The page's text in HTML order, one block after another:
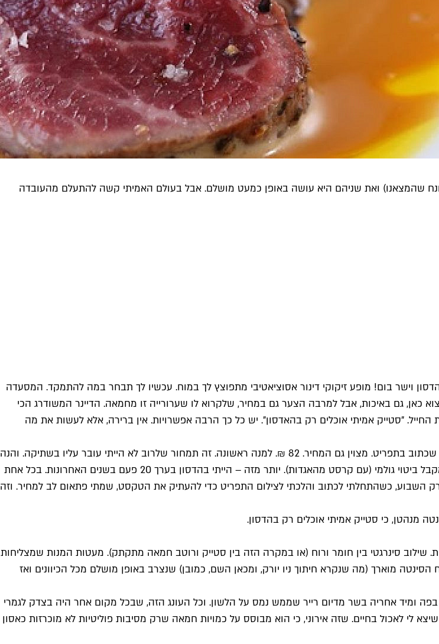
מונח שהמצאנו) ואת שניהם היא עושה באופן כמעט מושלם. אבל בעולם האמיתי קשה להתעלם מהעובדה
וישר בום! מופע זיקוקי דינור אסוציאטיבי מתפוצץ לך במוח. עכשיו לך תבחר במה להתמקד. המסעדה
כאן, גם באיכות, אבל למרבה הצער גם במחיר, שלקרוא לו שערורייה זו מחמאה. הדיינר המשודרג הכי
"סטייק אמיתי אוכלים רק בהאדסון". יש כל כך הרבה אפשרויות. אין ברירה, אלא לעשות את מה
"חלונות ניו יורק – סינטה רוטב טופי יפני". זה מה שכתוב בתפריט. למעשה, זה לא כל מה שכתוב בתפריט. מצוין גם המחיר. 82 ₪. למנה ראשונה. זה תמחור שלרוב לא הייתי עובר עליו בשתיקה. והנה
נמצא המקום שבו הנתון הזה לא רלוונטי. נקודה סינגולרית שבה המושג "וליו פור מאני" מקבל ביטוי גולמי (עם קרסט מהאגדות). יותר מזה – הייתי בהדסון בערך 20 פעם בשנים האחרונות. בכל אחת
השבוע, כשהתחלתי לכתוב והלכתי לצילום התפריט כדי להעתיק את הטקסט, שמתי פתאום לב למחיר. וזה
מנהטן, כי סטייק אמיתי אוכלים רק בהדסון.
שמחביאות יצירת אומנות קולינרית. שילוב סינרגטי בין חומר ורוח (או במקרה הזה בין סטייק ורוטב חמאה מתקתק). מעטות המנות שמצליחות
מוארך (מה שנקרא חיתוך ניו יורק, ומכאן השם, כמובן) שנצרב באופן מושלם מכל הכיוונים ואז
ומיד אחריה בשר מדיום רייר שממש נמס על הלשון. וכל העונג הזה, שבכל מקום אחר היה בצדק לגמרי
לאכול בחיים. שזה אירוני, כי הוא מבוסס על כמויות חמאה שרק מסיבות פוליטיות לא מוכרזות כאסון